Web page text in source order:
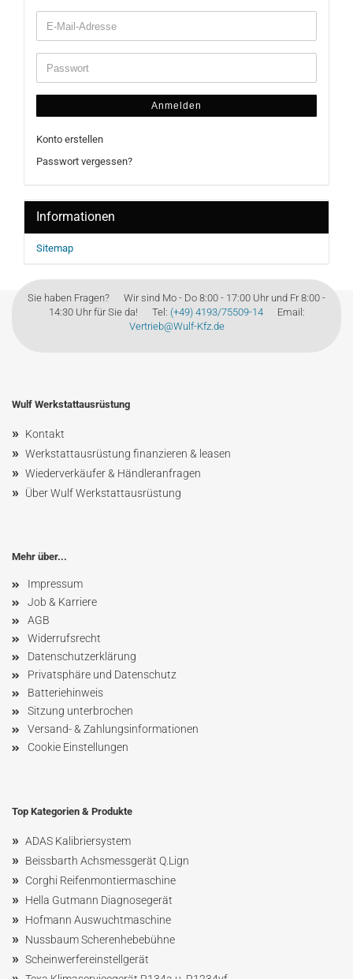
Anmelden
Konto erstellen
Passwort vergessen?
Informationen
Sitemap
Sie haben Fragen? Wir sind Mo - Do 8:00 - 17:00 Uhr und Fr 8:00 -
14:30 Uhr für Sie da! Tel: (+49) 4193/75509-14Email:
Vertrieb@Wulf-Kfz.de
Wulf Werkstattausrüstung
» Kontakt
» Werkstattausrüstung finanzieren & leasen
» Wiederverkäufer & Händleranfragen
» Über Wulf Werkstattausrüstung
Mehr über...
Impressum
Job & Karriere
AGB
Widerrufsrecht
Datenschutzerklärung
Privatsphäre und Datenschutz
Batteriehinweis
Sitzung unterbrochen
Versand- & Zahlungsinformationen
Cookie Einstellungen
Top Kategorien & Produkte
» ADAS Kalibriersystem
» Beissbarth Achsmessgerät Q.Lign
» Corghi Reifenmontiermaschine
» Hella Gutmann Diagnosegerät
» Hofmann Auswuchtmaschine
» NussbaumScherenhebebühne
» Scheinwerfereinstellgerät